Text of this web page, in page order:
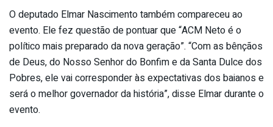
O deputado Elmar Nascimento também compareceu ao
evento. Ele fez questão de pontuar que “ACM Neto é o
político mais preparado da nova geração”. “Com as bênçãos
de Deus, do Nosso Senhor do Bonfim e da Santa Dulce dos
Pobres, ele vai corresponder às expectativas dos baianos e
será o melhor governador da história”, disse Elmar durante o
evento.